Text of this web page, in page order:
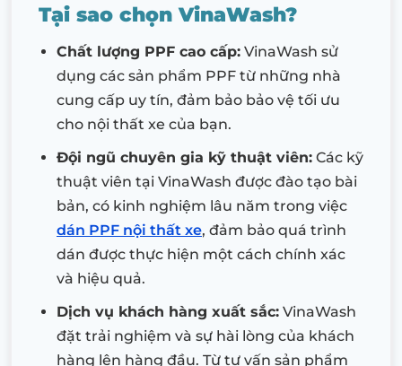
Tại sao chọn VinaWash?
Chất lượng PPF cao cấp: VinaWash sử
dụng các sản phẩm PPF từ những nhà
cung cấp uy tín, đảm bảo bảo vệ tối ưu
cho nội thất xe của bạn.
Đội ngũ chuyên gia kỹ thuật viên: Các kỹ
thuật viên tại VinaWash được đào tạo bài
bản, có kinh nghiệm lâu năm trong việc
dán PPF nội thất xe, đảm bảo quá trình
dán được thực hiện một cách chính xác
và hiệu quả.
Dịch vụ khách hàng xuất sắc: VinaWash
đặt trải nghiệm và sự hài lòng của khách
hàng lên hàng đầu. Từ tư vấn sản phẩm